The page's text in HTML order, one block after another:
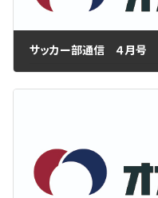
サッカー部通信 ４月号